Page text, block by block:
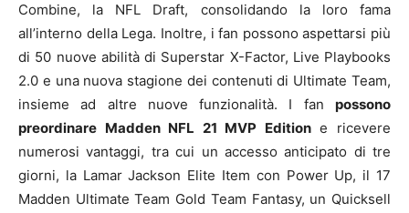
Combine, la NFL Draft, consolidando la loro fama
all’interno della Lega. Inoltre, i fan possono aspettarsi più
di 50 nuove abilità di Superstar X-Factor, Live Playbooks
2.0 e una nuova stagione dei contenuti di Ultimate Team,
insieme ad altre nuove funzionalità. I fan possono
preordinare Madden NFL 21 MVP Editione ricevere
numerosi vantaggi, tra cui un accesso anticipato di tre
giorni, la Lamar Jackson Elite Item con Power Up, il 17
Madden Ultimate Team Gold Team Fantasy, un Quicksell